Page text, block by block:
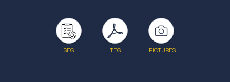
SDS TDS PICTURES